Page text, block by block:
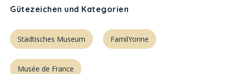
Gütezeichen und Kategorien
Städtisches Museum FamilYonne
Musée de France